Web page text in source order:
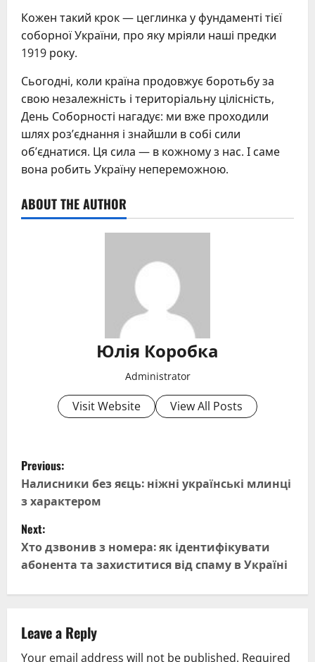
Кожен такий крок — цеглинка у фундаменті тієї
соборної України, про яку мріяли наші предки
1919 року.
Сьогодні, коли країна продовжує боротьбу за
свою незалежність і територіальну цілісність,
День Соборності нагадує: ми вже проходили
шлях роз’єднання і знайшли в собі сили
об’єднатися. Ця сила — в кожному з нас. І саме
вона робить Україну непереможною.
ABOUT THE AUTHOR
Юлія Коробка
Administrator
Visit Website View All Posts
P
o
s
t
n
v
Previous:
Налисники без яєць: ніжні українські млинці
з характером
Next:
Хто дзвонив з номера: як ідентифікувати
абонента та захиститися від спаму в Україні
Leave a Reply
Your email address will not be published. Required